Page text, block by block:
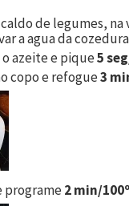
de legumes,
a agua da
azeite e pique5
copo e refogue3
programe2 min/